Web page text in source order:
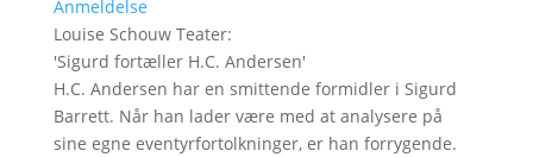
Anmeldelse
Louise Schouw Teater:
'Sigurd fortæller H.C. Andersen'
H.C. Andersen har en smittende formidler i Sigurd
Barrett. Når han lader være med at analysere på
sine egne eventyrfortolkninger, er han forrygende.